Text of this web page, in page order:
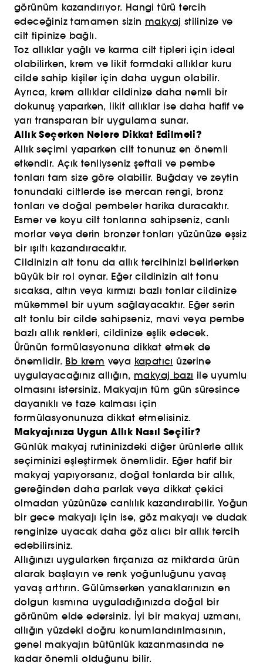
görünüm kazandırıyor. Hangi türü tercih
edeceğiniz tamamen sizin makyaj stilinize ve
cilt tipinize bağlı.
Toz allıklar yağlı ve karma cilt tipleri için ideal
olabilirken, krem ve likit formdaki allıklar kuru
cilde sahip kişiler için daha uygun olabilir.
Ayrıca, krem allıklar cildinize daha nemli bir
dokunuş yaparken, likit allıklar ise daha hafif ve
yarı transparan bir uygulama sunar.
Allık Seçerken Nelere Dikkat Edilmeli?
Allık seçimi yaparken cilt tonunuz en önemli
etkendir. Açık tenliyseniz şeftali ve pembe
tonları tam size göre olabilir. Buğday ve zeytin
tonundaki ciltlerde ise mercan rengi, bronz
tonları ve doğal pembeler harika duracaktır.
Esmer ve koyu cilt tonlarına sahipseniz, canlı
morlar veya derin bronzer tonları yüzünüze eşsiz
bir ışıltı kazandıracaktır.
Cildinizin alt tonu da allık tercihinizi belirlerken
büyük bir rol oynar. Eğer cildinizin alt tonu
sıcaksa, altın veya kırmızı bazlı tonlar cildinize
mükemmel bir uyum sağlayacaktır. Eğer serin
alt tonlu bir cilde sahipseniz, mavi veya pembe
bazlı allık renkleri, cildinize eşlik edecek.
Ürünün formülasyonuna dikkat etmek de
önemlidir. Bb krem veya kapatıcı üzerine
uygulayacağınız allığın, makyaj bazı ile uyumlu
olmasını istersiniz. Makyajın tüm gün süresince
dayanıklı ve taze kalması için
formülasyonunuza dikkat etmelisiniz.
Makyajınıza Uygun Allık Nasıl Seçilir?
Günlük makyaj rutininizdeki diğer ürünlerle allık
seçiminizi eşleştirmek önemlidir. Eğer hafif bir
makyaj yapıyorsanız, doğal tonlarda bir allık,
gereğinden daha parlak veya dikkat çekici
olmadan yüzünüze canlılık kazandırabilir. Yoğun
bir gece makyajı için ise, göz makyajı ve dudak
renginize uyacak daha göz alıcı bir allık tercih
edebilirsiniz.
Allığınızı uygularken fırçanıza az miktarda ürün
alarak başlayın ve renk yoğunluğunu yavaş
yavaş arttırın. Gülümserken yanaklarınızın en
dolgun kısmına uyguladığınızda doğal bir
görünüm elde edersiniz. İyi bir makyaj uzmanı,
allığın yüzdeki doğru konumlandırılmasının,
genel makyajın bütünlük kazanmasında ne
kadar önemli olduğunu bilir.